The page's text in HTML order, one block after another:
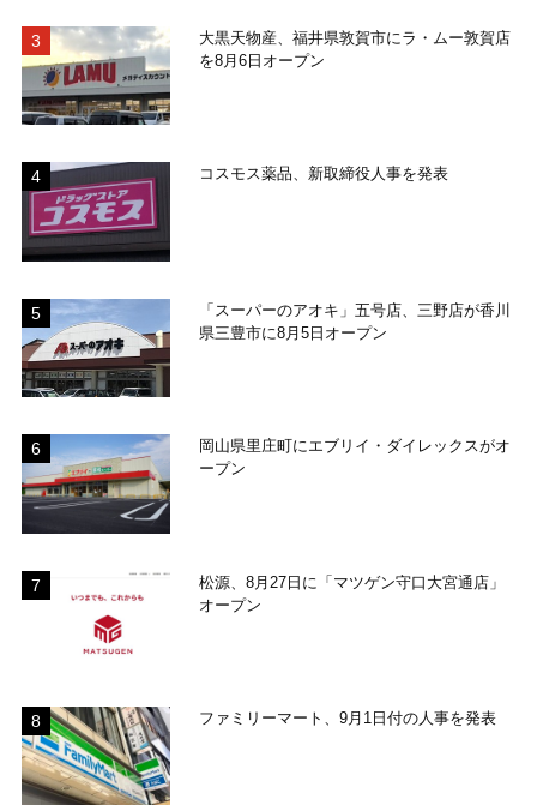
大黒天物産、福井県敦賀市にラ・ムー敦賀店
を8月6日オープン
コスモス薬品、新取締役人事を発表
「スーパーのアオキ」五号店、三野店が香川
県三豊市に8月5日オープン
岡山県里庄町にエブリイ・ダイレックスがオ
ープン
松源、8月27日に「マツゲン守口大宮通店」
オープン
ファミリーマート、9月1日付の人事を発表